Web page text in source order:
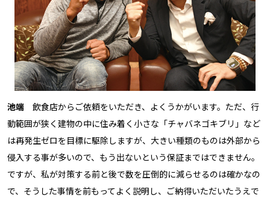
池端 飲食店からご依頼をいただき、よくうかがいます。ただ、行
動範囲が狭く建物の中に住み着く小さな「チャバネゴキブリ」など
は再発生ゼロを目標に駆除しますが、大きい種類のものは外部から
侵入する事が多いので、もう出ないという保証まではできません。
ですが、私が対策する前と後で数を圧倒的に減らせるのは確かなの
で、そうした事情を前もってよく説明し、ご納得いただいたうえで